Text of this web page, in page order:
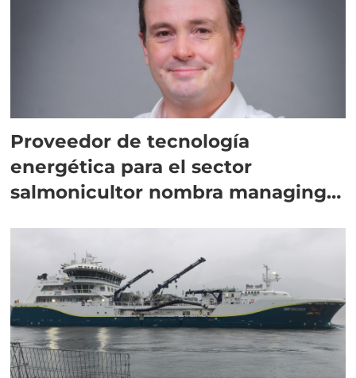
Proveedor de tecnología
energética para el sector
salmonicultor nombra managing